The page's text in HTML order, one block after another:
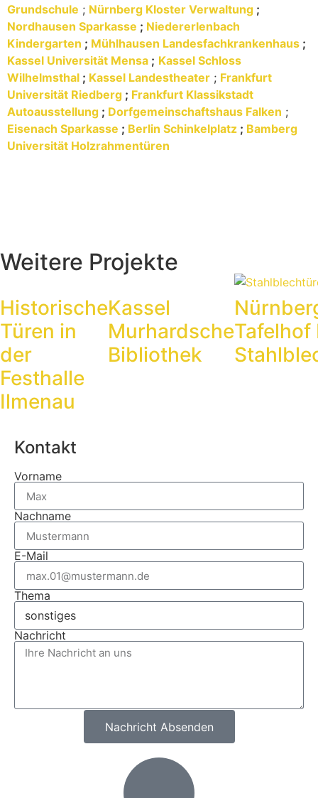
Grundschule ; Nürnberg Kloster Verwaltung ;
Nordhausen Sparkasse ; Niedererlenbach
Kindergarten ; Mühlhausen Landesfachkrankenhaus ;
Kassel Universität Mensa ; Kassel Schloss
Wilhelmsthal ; Kassel Landestheater ; Frankfurt
Universität Riedberg ; Frankfurt Klassikstadt
Autoausstellung ; Dorfgemeinschaftshaus Falken ;
Eisenach Sparkasse ; Berlin Schinkelplatz ; Bamberg
Universität Holzrahmentüren
Weitere Projekte
Historische
Türen in
der
Festhalle
Ilmenau
Kassel
Murhardsche
Bibliothek
Tafelhof
Kontakt
Vorname
Nachname
E-Mail
Thema
Nachricht
Nachricht Absenden